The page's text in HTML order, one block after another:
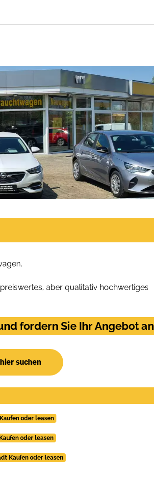
aber qualitativ hochwertiges
fordern Sie Ihr Angebot an
suchen
oder leasen
oder leasen
Kaufen oder leasen